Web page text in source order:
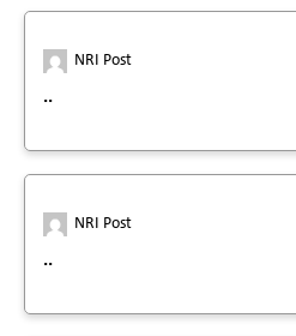
NRI Post
..
NRI Post
..